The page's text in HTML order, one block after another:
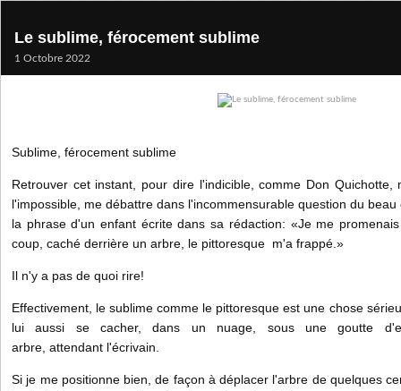
Le sublime, férocement sublime
1 Octobre 2022
Sublime, férocement sublime
Retrouver cet instant, pour dire l'indicible, comme Don
l'impossible, me débattre dans l'incommensurable question du
la phrase d'un enfant écrite dans sa rédaction: «Je me
coup, caché derrière un arbre, le pittoresque m'a frappé.»
Il n'y a pas de quoi rire!
Effectivement, le sublime comme le pittoresque est une chose
lui aussi se cacher, dans un nuage, sous une goutte
arbre, attendant l'écrivain.
Si je me positionne bien, de façon à déplacer l'arbre de quelques